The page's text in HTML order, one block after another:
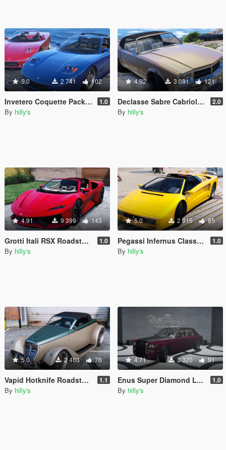
5.0 2 741 102
Invetero Coquette Pack [Add-On | Extras | LODs] 1.0
By hilly's
4.92 3 081 121
Declasse Sabre Cabriolet [Add-On | Extras | LODs] 2.0
By hilly's
4.91 9 399 143
Grotti Itali RSX Roadster [Add-On | Extras] 1.0
By hilly's
5.0 2 915 85
Pegassi Infernus Classic Roadster [Add-On | Extras | Tuning | LODs] 1.0
By hilly's
5.0 2 403 76
Vapid Hotknife Roadster [Add-On | Extras | LODs] 1.1
By hilly's
4.71 3 320 91
Enus Super Diamond LWB [Add-On | Extras] 1.0
By hilly's